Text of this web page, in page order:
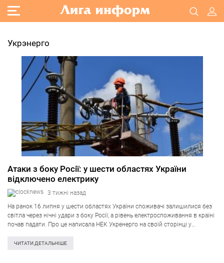
Укрэнерго
Атаки з боку Росії: у шести областях України
відключено електрику
3 тижні назад
На ранок 16 липня у шести областях України споживачі залишилися без
світла через нічні удари з боку Росії, а рівень електроспоживання в країні
почав падати. Про це написала НЕК Укренерго на своїй сторінці у
ЧИТАТИ ДЕТАЛЬНІШЕ